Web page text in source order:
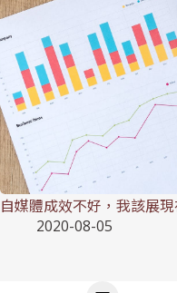
自媒體成效不好，我該展
2020-08-05